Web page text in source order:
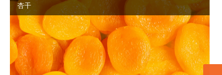
杏干